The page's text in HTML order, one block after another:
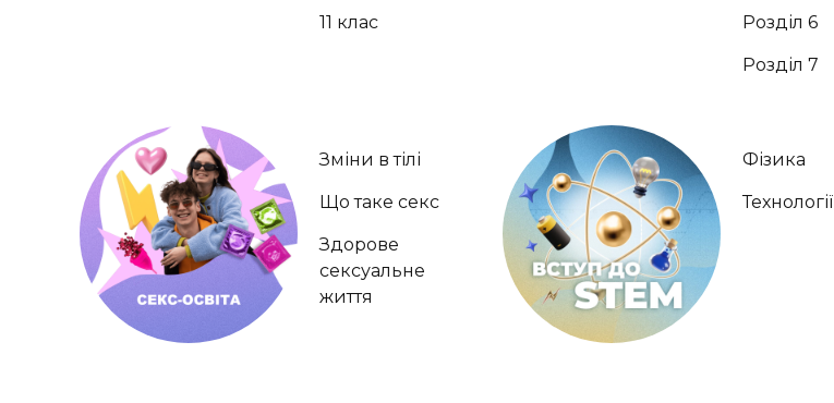
11 клас Розділ 6
Розділ 7
Зміни в тілі
Що таке секс
Здорове
сексуальне
життя
Фізика
Технології